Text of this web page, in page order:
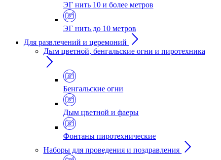
ЭГ нить 10 и более метров
ЭГ нить до 10 метров
Для развлечений и церемоний
Дым цветной, бенгальские огни и пиротехника
Бенгальские огни
Дым цветной и фаеры
Фонтаны пиротехнические
Наборы для проведения и поздравления